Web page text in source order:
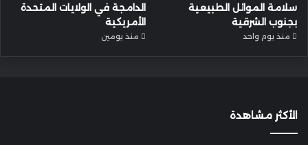
سلامة الموائل الطبيعية
بجنوب الشرقية
منذ يوم واحد
الدامجة في الولايات المتحدة
الأمريكية
منذ يومين
الأكثر مشاهدة